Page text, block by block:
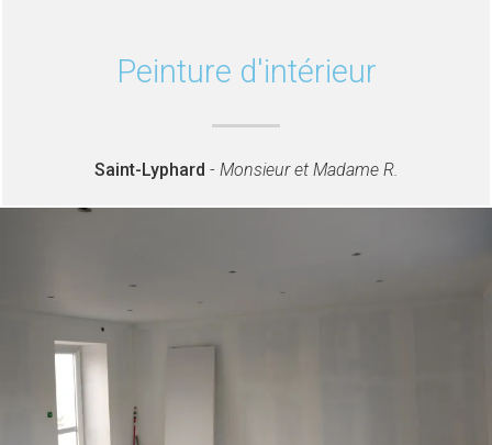
Peinture d'intérieur
Saint-Lyphard - Monsieur et Madame R.